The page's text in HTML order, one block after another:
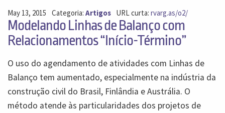
May 13, 2015 Categoria: Artigos URL curta:rvarg.as/o2/
Modelando Linhas de Balanço com
Relacionamentos “Início-Término”
O uso do agendamento de atividades com Linhas de
Balanço tem aumentado, especialmente na indústria da
construção civil do Brasil, Finlândia e Austrália. O
método atende às particularidades dos projetos de